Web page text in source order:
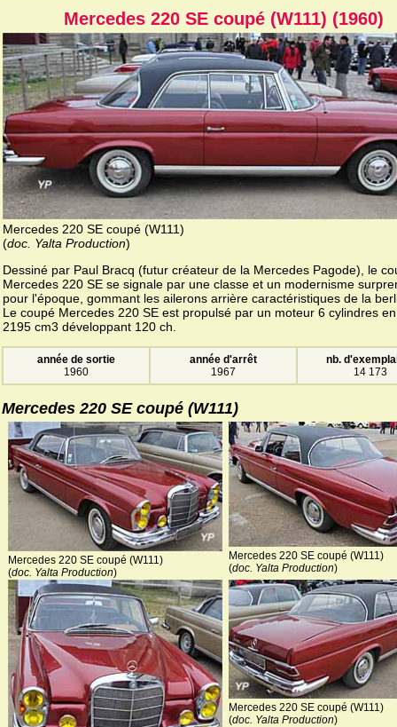
Mercedes 220 SE coupé (W111) (1960)
Mercedes 220 SE coupé (W111)
(doc. Yalta Production)
Dessiné par Paul Bracq (futur créateur de la Mercedes Pagode), le
Mercedes 220 SE se signale par une classe et un modernisme
pour l'époque, gommant les ailerons arrière caractéristiques de la
Le coupé Mercedes 220 SE est propulsé par un moteur 6 cylindres
2195 cm3 développant 120 ch.
année de sortie
1960
année d'arrêt
1967
nb.
14 173
Mercedes 220 SE coupé (W111)
Mercedes 220 SE coupé (W111)
(doc. Yalta Production)
Mercedes 220 SE coupé (W111)
(doc. Yalta Production)
Mercedes 220 SE coupé (W111)
(doc. Yalta Production)